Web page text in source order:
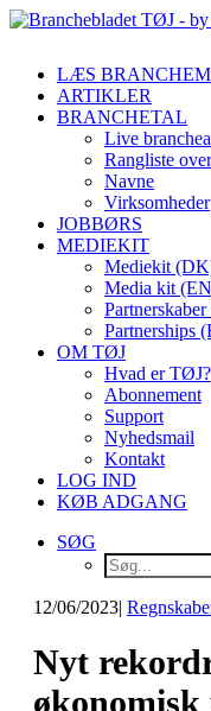
LÆS
ARTIKLER
BRANCHETAL
Live
Rangliste
Navne
Virksomheder
JOBBØRS
MEDIEKIT
Mediekit
Media kit
Partnerships
OM TØJ
Hvad er TØJ?
Abonnement
Support
Nyhedsmail
Kontakt
LOG IND
KØB ADGANG
SØG
12/06/2023|
Nyt